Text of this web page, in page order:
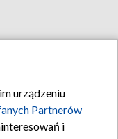
urządzeniu
Partnerów
i